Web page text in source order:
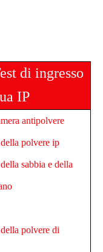
di ingresso
IP
antipolvere
polvere ip
sabbia e della
polvere di